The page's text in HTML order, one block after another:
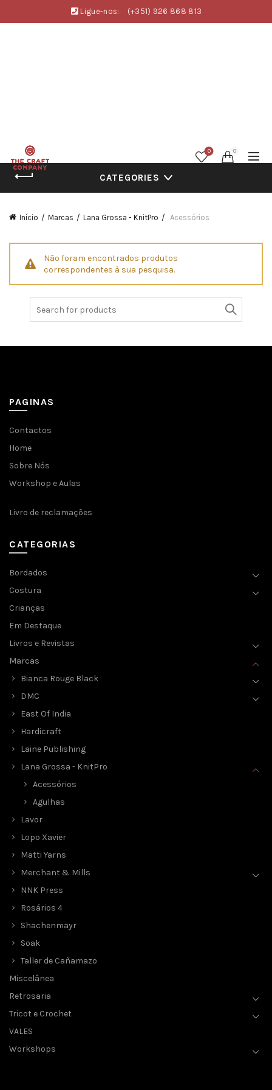
Ligue-nos: (+351) 926 868 813
0 0
CATEGORIES
Início Marcas Lana Grossa - KnitPro Acessórios
Não foram encontrados produtos
correspondentes à sua pesquisa.
PAGINAS
Contactos
Home
Sobre Nós
Workshop e Aulas
Livro de reclamações
CATEGORIAS
Bordados
Costura
Crianças
Em Destaque
Livros e Revistas
Marcas
Bianca Rouge Black
DMC
East Of India
Hardicraft
Laine Publishing
Lana Grossa - KnitPro
Acessórios
Agulhas
Lavor
Lopo Xavier
Matti Yarns
Merchant & Mills
NNK Press
Rosários 4
Shachenmayr
Soak
Taller de Cañamazo
Miscelânea
Retrosaria
Tricot e Crochet
VALES
Workshops